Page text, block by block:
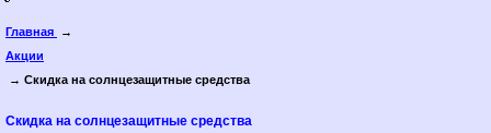
Главная
→
Акции
→ Скидка на солнцезащитные средства
Скидка на солнцезащитные средства